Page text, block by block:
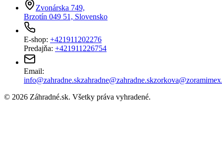
Zvonárska 749,
Brzotín 049 51, Slovensko
E-shop: +421911202276
Predajňa: +421911226754
Email:
info@zahradne.skzahradne@zahradne.sk
© 2026 Záhradné.sk. Všetky práva vyhradené.